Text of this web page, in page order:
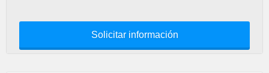
Solicitar información